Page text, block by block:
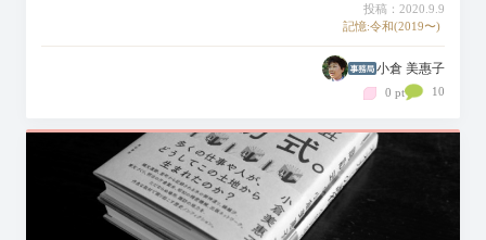
投稿：2020.9.9
記憶:令和(2019〜)
小倉 美惠子
0 pt 10